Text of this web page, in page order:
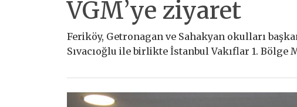
VGM’ye ziyaret
Feriköy, Getronagan ve Sahakyan okulları
Sıvacıoğlu ile birlikte İstanbul Vakıflar 1. Bölge